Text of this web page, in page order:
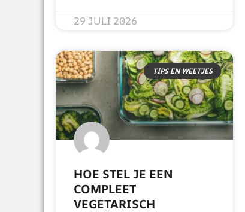
29 JULI 2026
TIPS EN WEETJES
HOE STEL JE EEN
COMPLEET
VEGETARISCH